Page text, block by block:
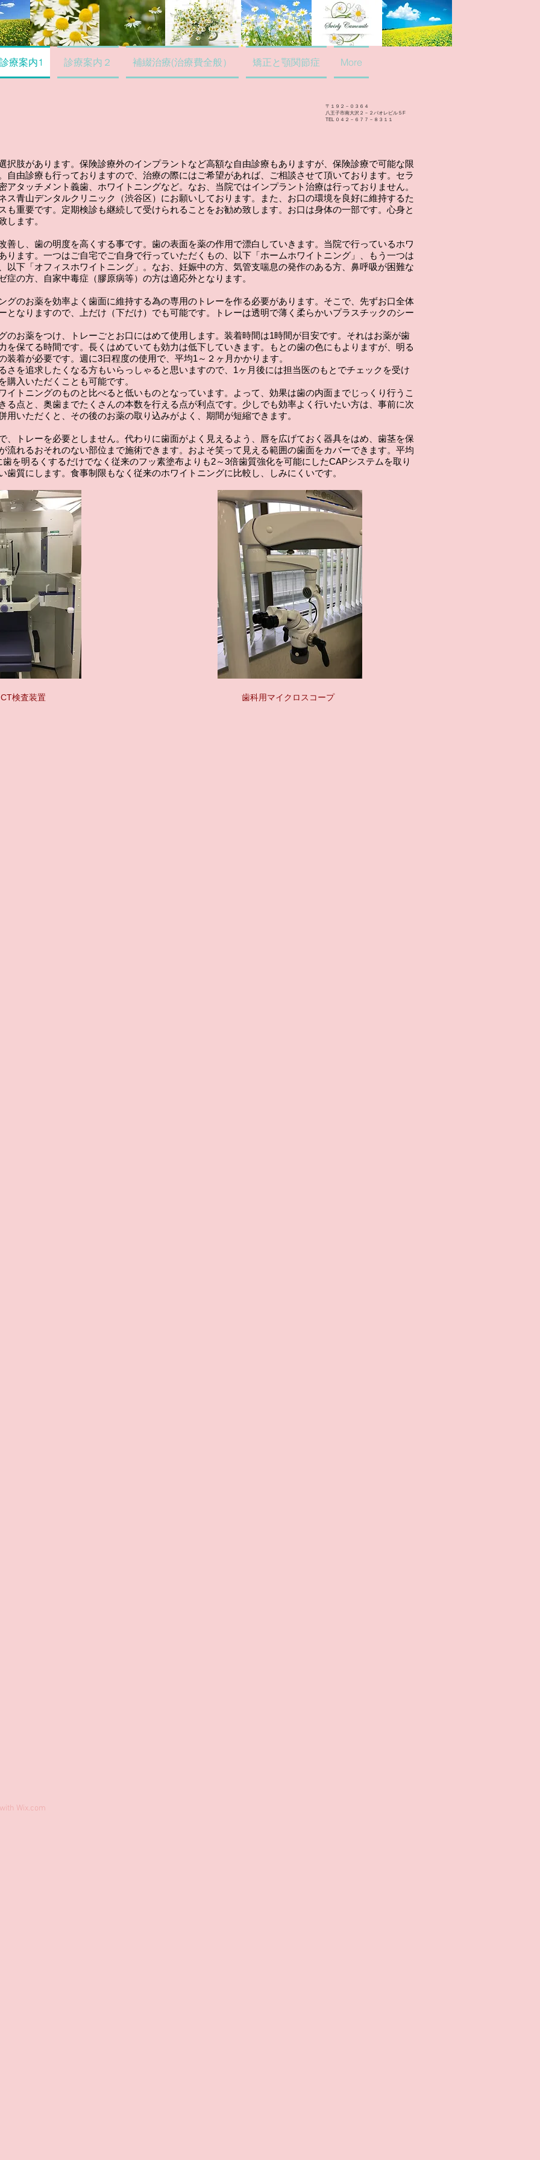
療案内1 診療案内２ 補綴治療(治療費全般） 矯正と顎関節症 More
肢があります。保険診療外のインプラントなど高額な自由診療もありますが、保険診療で可能な限
自由診療も行っておりますので、治療の際にはご希望があれば、ご相談させて頂いております。セラ
アタッチメント義歯、ホワイトニングなど。なお、当院ではインプラント治療は行っておりません。
ス青山デンタルクリニック（渋谷区）にお願いしております。また、お口の環境を良好に維持するた
も重要です。定期検診も継続して受けられることをお勧め致します。お口は身体の一部です。心身と
します。
し、歯の明度を高くする事です。歯の表面を薬の作用で漂白していきます。当院で行っているホワ
ります。一つはご自宅でご自身で行っていただくもの、以下「ホームホワイトニング」、もう一つは
以下「オフィスホワイトニング」。なお、妊娠中の方、気管支喘息の発作のある方、鼻呼吸が困難な
症の方、自家中毒症（膠原病等）の方は適応外となります。
のお薬を効率よく歯面に維持する為の専用のトレーを作る必要があります。そこで、先ずお口全体
となりますので、上だけ（下だけ）でも可能です。トレーは透明で薄く柔らかいプラスチックのシー
のお薬をつけ、トレーごとお口にはめて使用します。装着時間は1時間が目安です。それはお薬が歯
を保てる時間です。長くはめていても効力は低下していきます。もとの歯の色にもよりますが、明る
装着が必要です。週に3日程度の使用で、平均1～２ヶ月かかります。
さを追求したくなる方もいらっしゃると思いますので、1ヶ月後には担当医のもとでチェックを受け
入いただくことも可能です。
トニングのものと比べると低いものとなっています。よって、効果は歯の内面までじっくり行うこ
る点と、奥歯までたくさんの本数を行える点が利点です。少しでも効率よく行いたい方は、事前に次
用いただくと、その後のお薬の取り込みがよく、期間が短縮できます。
トレーを必要としません。代わりに歯面がよく見えるよう、唇を広げておく器具をはめ、歯茎を保
流れるおそれのない部位まで施術できます。およそ笑って見える範囲の歯面をカバーできます。平均
を明るくするだけでなく従来のフッ素塗布よりも2～3倍歯質強化を可能にしたCAPシステムを取り
歯質にします。食事制限もなく従来のホワイトニングに比較し、しみにくいです。
〒１９２－０３６４
​八王子市南大沢２－２パオレビル５F
TEL ０４２－６７７－８３１１
検査装置 歯科用マイクロスコープ
Wix.com